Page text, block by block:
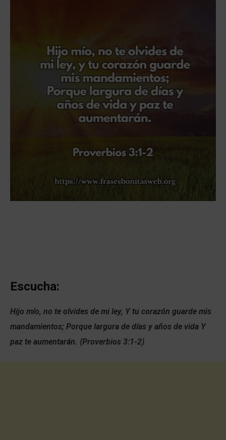
Escucha:
Hijo mío, no te olvides de mi ley, Y tu corazón guarde mis
mandamientos; Porque largura de días y años de vida Y
paz te aumentarán. (Proverbios 3:1-2)